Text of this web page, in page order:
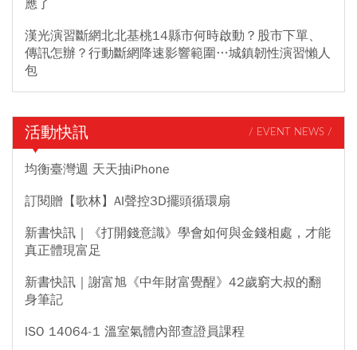
應了
漢光演習斷網北北基桃14縣市何時啟動？股市下單、
傳訊怎辦？行動斷網降速影響範圍…城鎮韌性演習懶人
包
活動快訊 / EVENT NEWS /
均衡臺灣週 天天抽iPhone
訂閱贈【歌林】AI聲控3D擺頭循環扇
新書快訊｜《打開錢意識》學會如何與金錢相處，才能
真正體現富足
新書快訊｜謝富旭《中年財富覺醒》42歲窮大叔的翻
身筆記
ISO 14064-1 溫室氣體內部查證員課程